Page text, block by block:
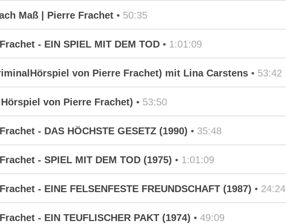
Maß | Pierre Frachet • 50:35
- EIN SPIEL MIT DEM TOD • 1:01:09
von Pierre Frachet) mit Lina Carstens • 53:42
von Pierre Frachet) • 53:50
- DAS HÖCHSTE GESETZ (1990) • 35:48
- SPIEL MIT DEM TOD (1975) • 1:01:09
- EINE FELSENFESTE FREUNDSCHAFT (1987) • 24:24
- EIN TEUFLISCHER PAKT (1974) • 49:09